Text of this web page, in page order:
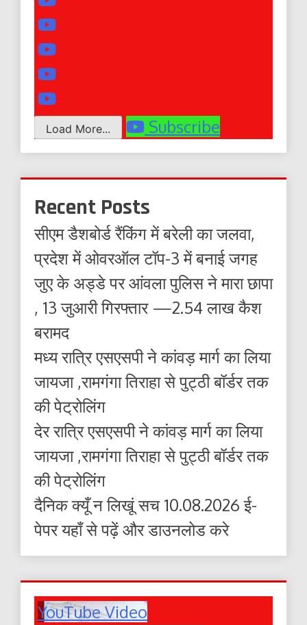
Load More... Subscribe
Recent Posts
सीएम डैशबोर्ड रैंकिंग में बरेली का जलवा,
प्रदेश में ओवरऑल टॉप-3 में बनाई जगह
जुए के अड्डे पर आंवला पुलिस ने मारा छापा
, 13 जुआरी गिरफ्तार —2.54 लाख कैश
बरामद
मध्य रात्रि एसएसपी ने कांवड़ मार्ग का लिया
जायजा ,रामगंगा तिराहा से पुट्ठी बॉर्डर तक
की पेट्रोलिंग
देर रात्रि एसएसपी ने कांवड़ मार्ग का लिया
जायजा ,रामगंगा तिराहा से पुट्ठी बॉर्डर तक
की पेट्रोलिंग
दैनिक क्यूँ न लिखूं सच 10.08.2026 ई-
पेपर यहाँ से पढ़ें और डाउनलोड करे
YouTube Video